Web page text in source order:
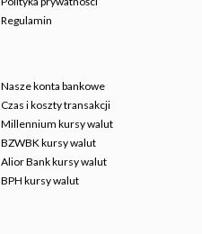
Regulamin
Nasze konta bankowe
Czas i koszty transakcji
Millennium kursy walut
BZWBK kursy walut
Alior Bank kursy walut
BPH kursy walut